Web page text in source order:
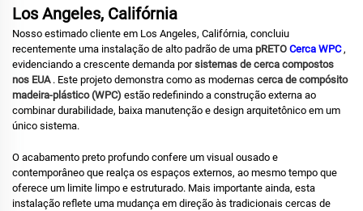
Los Angeles, Califórnia
Nosso estimado cliente em Los Angeles, Califórnia, concluiu
recentemente uma instalação de alto padrão de uma pRETO Cerca WPC ,
evidenciando a crescente demanda porsistemas de cerca compostos
nos EUA . Este projeto demonstra como as modernas cerca de compósito
madeira-plástico (WPC) estão redefinindo a construção externa ao
combinar durabilidade, baixa manutenção e design arquitetônico em um
único sistema.
O acabamento preto profundo confere um visual ousado e
contemporâneo que realça os espaços externos, ao mesmo tempo que
oferece um limite limpo e estruturado. Mais importante ainda, esta
instalação reflete uma mudança em direção às tradicionais cercas de